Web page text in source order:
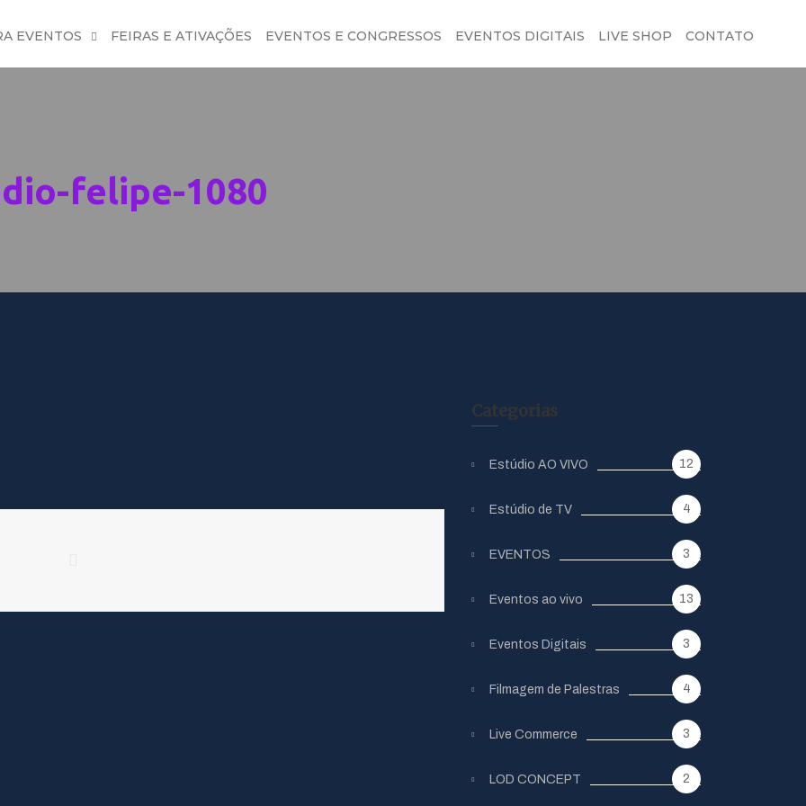
EVENTOS FEIRAS E ATIVAÇÕES EVENTOS E CONGRESSOS EVENTOS DIGITAIS LIVE SHOP CONTATO
felipe-1080
Categorias
Estúdio AO VIVO 12
Estúdio de TV 4
EVENTOS 3
Eventos ao vivo 13
Eventos Digitais 3
Filmagem de Palestras 4
Live Commerce 3
LOD CONCEPT 2